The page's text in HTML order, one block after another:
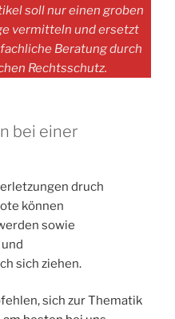
soll nur einen groben
vermitteln und ersetzt
Beratung durch
Rechtsschutz.
bei einer
druch
können
sowie
sich ziehen.
sich zur Thematik